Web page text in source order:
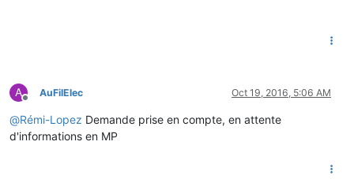
A
Offline
AuFilElec Oct 19, 2016, 5:06 AM
@Rémi-Lopez Demande prise en compte, en attente
d'informations en MP